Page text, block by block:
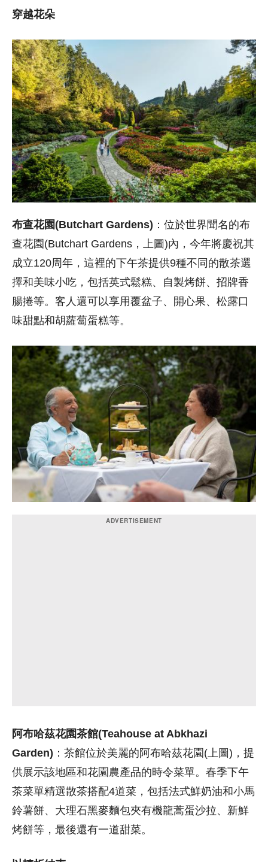
穿越花朵
布查花園(Butchart Gardens) ：位於世界聞名的布
查花園(Butchart Gardens，上圖)內，今年將慶祝其
成立120周年，這裡的下午茶提供9種不同的散茶選
擇和美味小吃，包括英式鬆糕、自製烤餅、招牌香
腸捲等。 客人還可以享用覆盆子、開心果、松露口
味甜點和胡蘿蔔蛋糕等。
阿布哈茲花園茶館(Teahouse at Abkhazi
Garden) ：茶館位於美麗的阿布哈茲花園(上圖)，提
供展示該地區和花園農產品的時令菜單。 春季下午
茶菜單精選散茶搭配4道菜，包括法式鮮奶油和小馬
鈴薯餅、大理石黑麥麵包夾有機龍蒿蛋沙拉、新鮮
烤餅等，最後還有一道甜菜。